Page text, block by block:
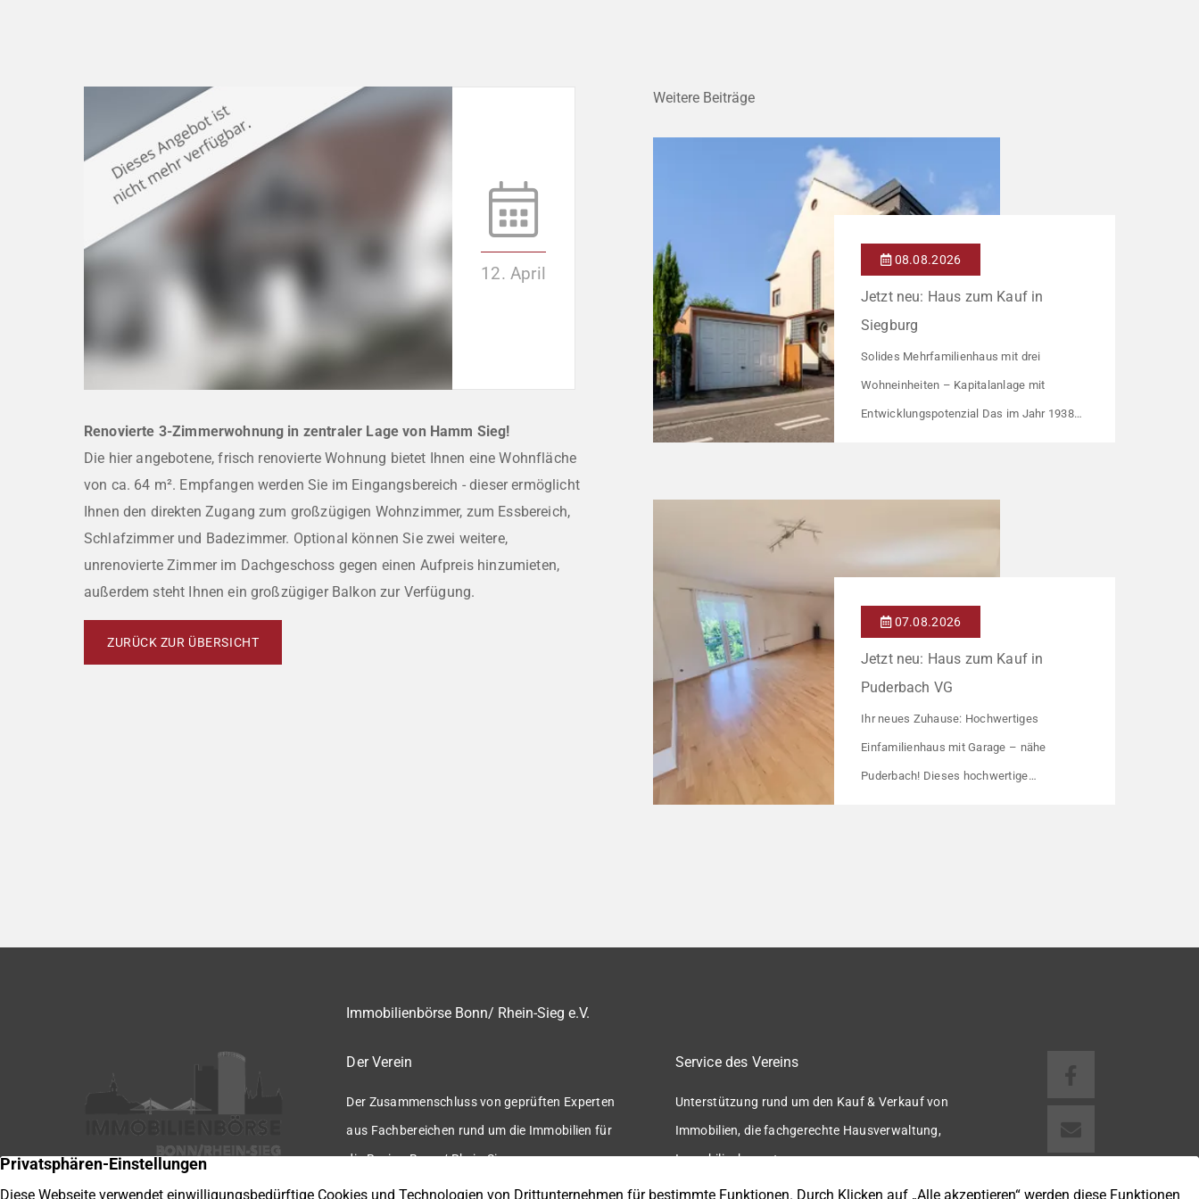
12. April
Renovierte 3-Zimmerwohnung in zentraler Lage von Hamm Sieg!
Die hier angebotene, frisch renovierte Wohnung bietet Ihnen eine Wohnfläche
von ca. 64 m². Empfangen werden Sie im Eingangsbereich - dieser ermöglicht
Ihnen den direkten Zugang zum großzügigen Wohnzimmer, zum Essbereich,
Schlafzimmer und Badezimmer. Optional können Sie zwei weitere,
unrenovierte Zimmer im Dachgeschoss gegen einen Aufpreis hinzumieten,
außerdem steht Ihnen ein großzügiger Balkon zur Verfügung.
ZURÜCK ZUR ÜBERSICHT
Weitere Beiträge
08.08.2026
Jetzt neu: Haus zum Kauf in
Siegburg
Solides Mehrfamilienhaus mit drei
Wohneinheiten – Kapitalanlage mit
Entwicklungspotenzial Das im Jahr 1938
Kapitalanleger, die ein solides
monatlich – das entspricht lediglich rund 6,30
€/m². Damit liegt das Mietniveau deutlich
07.08.2026
Jetzt neu: Haus zum Kauf in
Puderbach VG
Ihr neues Zuhause: Hochwertiges
Einfamilienhaus mit Garage – nähe
Puderbach! Dieses hochwertige
drei weiteren Häusern bildet es eine
Immobilienbörse Bonn/ Rhein-Sieg e.V.
Der Verein
Der Zusammenschluss von geprüften Experten
aus Fachbereichen rund um die Immobilien für
die Region Bonn / Rhein-Sieg.
Service des Vereins
Unterstützung rund um den Kauf & Verkauf von
Immobilien, die fachgerechte Hausverwaltung,
Immobilienbewertung u.v.m.